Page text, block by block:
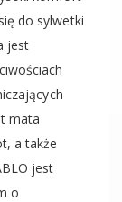
do sylwetki
jest
mata
a także
jest
o